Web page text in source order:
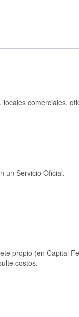
comerciales,
un Servicio Oficial.
propio (en Capital
costos.